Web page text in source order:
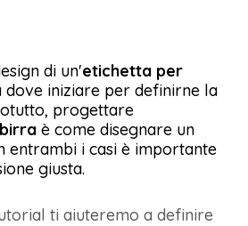
di un'etichetta per
dove iniziare per definirne la
progettare
è come disegnare un
entrambi i casi è importante
giusta.
ti aiuteremo a definire